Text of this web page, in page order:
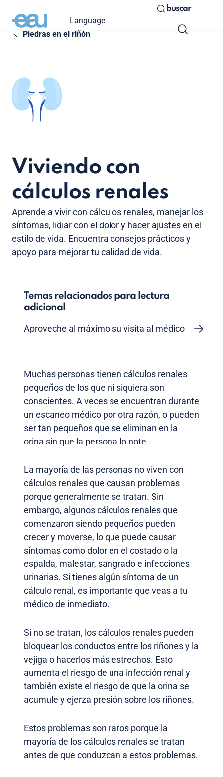
Language
buscar
Piedras en el riñón
Viviendo con
cálculos renales
Aprende a vivir con cálculos renales, manejar los
síntomas, lidiar con el dolor y hacer ajustes en el
estilo de vida. Encuentra consejos prácticos y
apoyo para mejorar tu calidad de vida.
Temas relacionados para lectura
adicional
Aproveche al máximo su visita al médico
Muchas personas tienen cálculos renales
pequeños de los que ni siquiera son
conscientes. A veces se encuentran durante
un escaneo médico por otra razón, o pueden
ser tan pequeños que se eliminan en la
orina sin que la persona lo note.
La mayoría de las personas no viven con
cálculos renales que causan problemas
porque generalmente se tratan. Sin
embargo, algunos cálculos renales que
comenzaron siendo pequeños pueden
crecer y moverse, lo que puede causar
síntomas como dolor en el costado o la
espalda, malestar, sangrado e infecciones
urinarias. Si tienes algún síntoma de un
cálculo renal, es importante que veas a tu
médico de inmediato.
Si no se tratan, los cálculos renales pueden
bloquear los conductos entre los riñones y la
vejiga o hacerlos más estrechos. Esto
aumenta el riesgo de una infección renal y
también existe el riesgo de que la orina se
acumule y ejerza presión sobre los riñones.
Estos problemas son raros porque la
mayoría de los cálculos renales se tratan
antes de que conduzcan a estos problemas.